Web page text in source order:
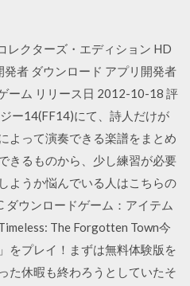
レクターズ・エディション HD
発者 ダウンロード アプリ開発者
ーム リリース日 2012-10-18 評
ー14(FF14)にて、詩人だけが
よって演奏できる楽譜をまとめ
きるものから、少し練習が必要
ようか悩んでいる人はこちらの
ダウンロードゲーム：アイテム
The Forgotten Town今
をプレイ！まずは無料体験版を
た休暇も終わろうとしていたそ